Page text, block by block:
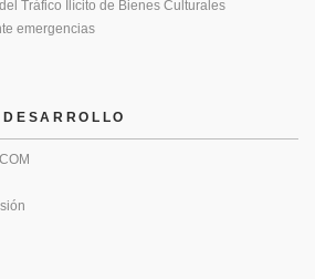
Tráfico Ilícito de Bienes Culturales
emergencias